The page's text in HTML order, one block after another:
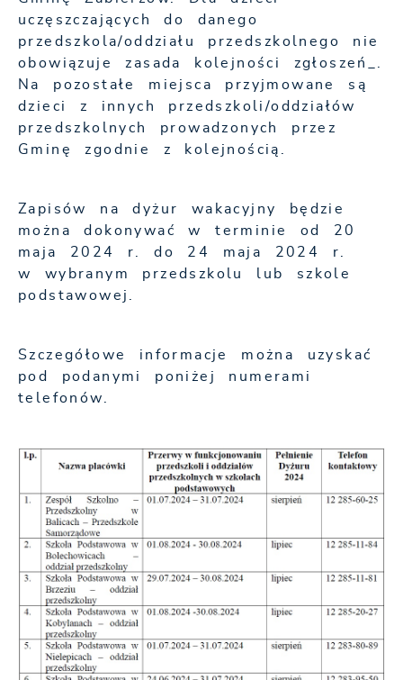
uczęszczających do danego
przedszkola/oddziału przedszkolnego nie
obowiązuje zasada kolejności zgłoszeń_.
Na pozostałe miejsca przyjmowane są
dzieci z innych przedszkoli/oddziałów
przedszkolnych prowadzonych przez
Gminę zgodnie z kolejnością.
Zapisów na dyżur wakacyjny będzie
można dokonywać w terminie od 20
maja 2024 r. do 24 maja 2024 r.
w wybranym przedszkolu lub szkole
podstawowej.
Szczegółowe informacje można uzyskać
pod podanymi poniżej numerami
telefonów.